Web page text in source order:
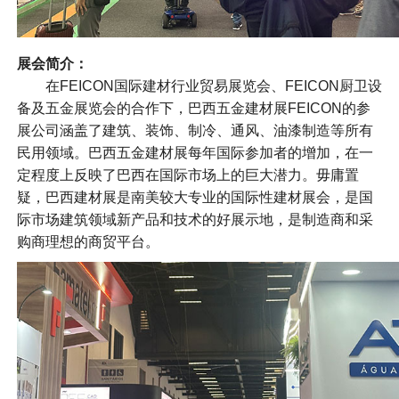
展会简介：
在FEICON国际建材行业贸易展览会、FEICON厨卫设
备及五金展览会的合作下，巴西五金建材展FEICON的参
展公司涵盖了建筑、装饰、制冷、通风、油漆制造等所有
民用领域。巴西五金建材展每年国际参加者的增加，在一
定程度上反映了巴西在国际市场上的巨大潜力。毋庸置
疑，巴西建材展是南美较大专业的国际性建材展会，是国
际市场建筑领域新产品和技术的好展示地，是制造商和采
购商理想的商贸平台。